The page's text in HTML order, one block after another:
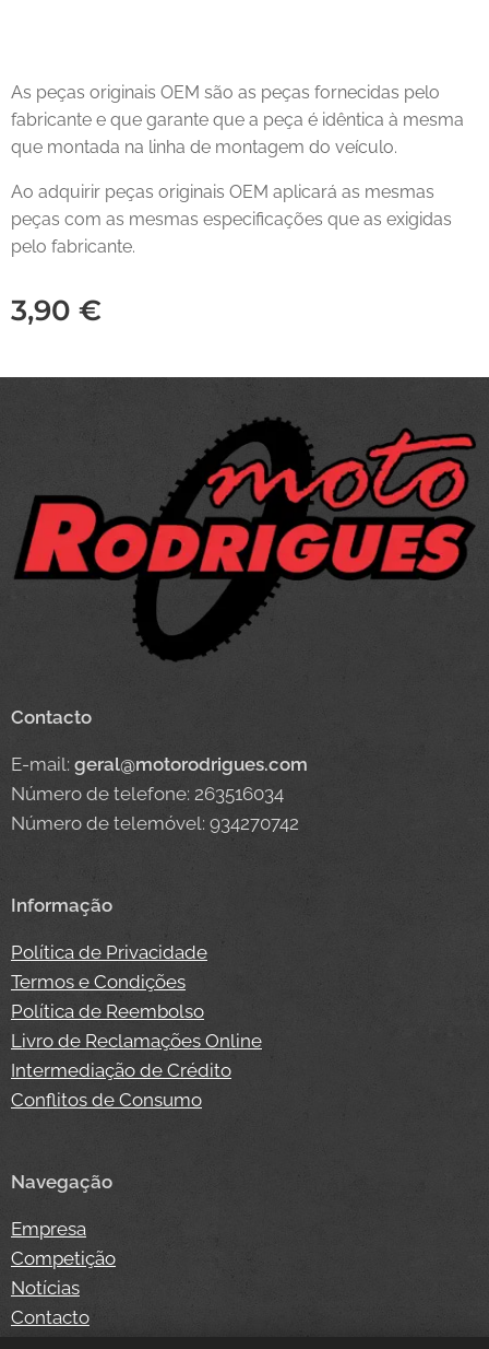
As peças originais OEM são as peças fornecidas pelo
fabricante e que garante que a peça é idêntica à mesma
que montada na linha de montagem do veículo.
Ao adquirir peças originais OEM aplicará as mesmas
peças com as mesmas especificações que as exigidas
pelo fabricante.
3,90 €
Contacto
E-mail: geral@motorodrigues.com
Número de telefone: 263516034
Número de telemóvel: 934270742
Informação
Política de Privacidade
Termos e Condições
Política de Reembolso
Livro de Reclamações Online
Intermediação de Crédito
Conflitos de Consumo
Navegação
Empresa
Competição
Notícias
Contacto